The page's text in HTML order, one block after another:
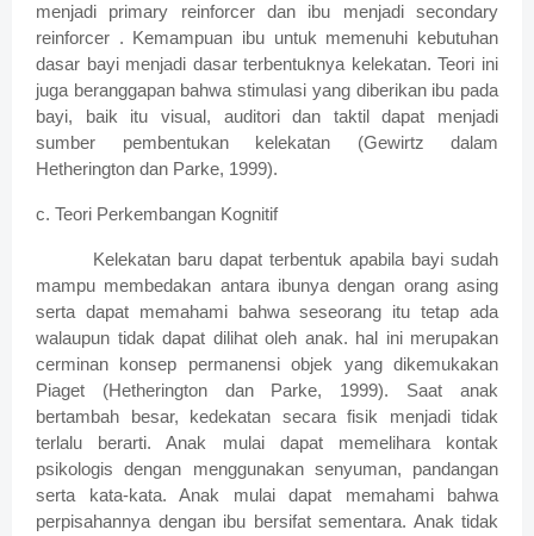
menjadi primary reinforcer dan ibu menjadi secondary
reinforcer . Kemampuan ibu untuk memenuhi kebutuhan
dasar bayi menjadi dasar terbentuknya kelekatan. Teori ini
juga beranggapan bahwa stimulasi yang diberikan ibu pada
bayi, baik itu visual, auditori dan taktil dapat menjadi
sumber pembentukan kelekatan (Gewirtz dalam
Hetherington dan Parke, 1999).
c. Teori Perkembangan Kognitif
Kelekatan baru dapat terbentuk apabila bayi sudah
mampu membedakan antara ibunya dengan orang asing
serta dapat memahami bahwa seseorang itu tetap ada
walaupun tidak dapat dilihat oleh anak. hal ini merupakan
cerminan konsep permanensi objek yang dikemukakan
Piaget (Hetherington dan Parke, 1999). Saat anak
bertambah besar, kedekatan secara fisik menjadi tidak
terlalu berarti. Anak mulai dapat memelihara kontak
psikologis dengan menggunakan senyuman, pandangan
serta kata-kata. Anak mulai dapat memahami bahwa
perpisahannya dengan ibu bersifat sementara. Anak tidak